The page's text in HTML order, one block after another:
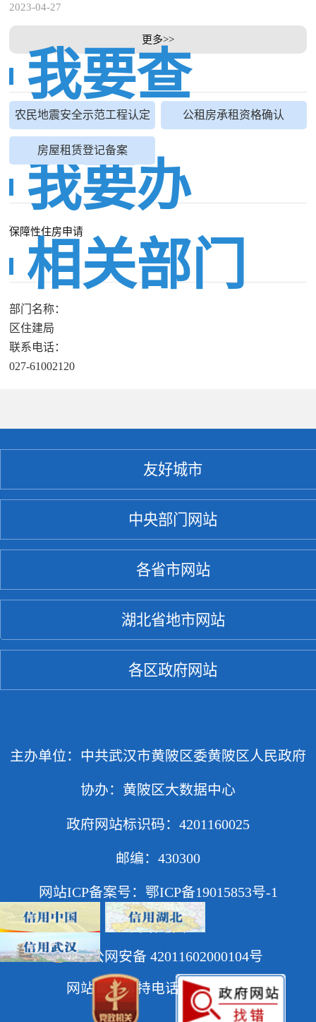
2023-04-27
更多>>
我要查
农民地震安全示范工程认定 公租房承租资格确认
房屋租赁登记备案
我要办
保障性住房申请
相关部门
部门名称：
区住建局
联系电话：
027-61002120
友好城市
中央部门网站
各省市网站
湖北省地市网站
各区政府网站
主办单位：中共武汉市黄陂区委黄陂区人民政府
协办：黄陂区大数据中心
政府网站标识码：4201160025
邮编：430300
网站ICP备案号：鄂ICP备19015853号-1
网站地图
鄂公网安备 42011602000104号
网站技术支持电话：85927618